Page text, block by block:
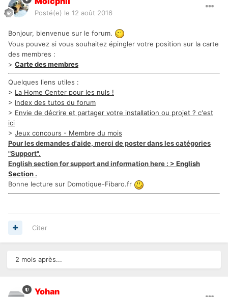
Posté(e) le 12 août 2016
Bonjour, bienvenue sur le forum.
Vous pouvez si vous souhaitez épingler votre position sur la carte
des membres :
> Carte des membres
Quelques liens utiles :
> La Home Center pour les nuls !
> Index des tutos du forum
> Envie de décrire et partager votre installation ou projet ? c'est
ici
> Jeux concours - Membre du mois
Pour les demandes d'aide, merci de poster dans les catégories
"Support".
English section for support and information here : > English
Section .
Bonne lecture sur Domotique-Fibaro.fr
Citer
2 mois après...
Yohan